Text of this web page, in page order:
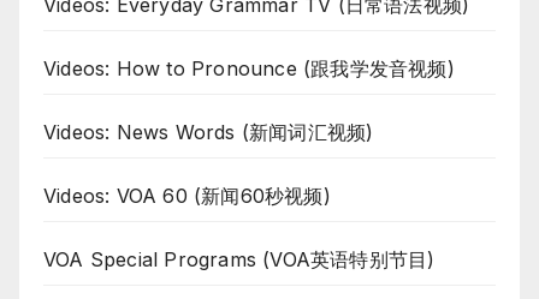
Videos: Everyday Grammar TV (日常语法视频)
Videos: How to Pronounce (跟我学发音视频)
Videos: News Words (新闻词汇视频)
Videos: VOA 60 (新闻60秒视频)
VOA Special Programs (VOA英语特别节目)